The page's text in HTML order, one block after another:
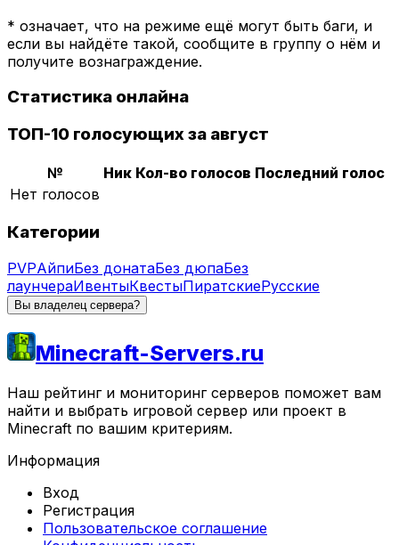
* означает, что на режиме ещё могут быть баги, и
если вы найдёте такой, сообщите в группу о нём и
получите вознаграждение.
Статистика онлайна
ТОП-10 голосующих за август
№ Ник Кол-во голосов Последний голос
Нет голосов
Категории
PVPАйпиБез донатаБез дюпаБез
лаунчераИвентыКвестыПиратскиеРусские
Вы владелец сервера?
Minecraft-Servers.ru
Наш рейтинг и мониторинг серверов поможет вам
найти и выбрать игровой сервер или проект в
Minecraft по вашим критериям.
Информация
Вход
Регистрация
Пользовательское соглашение